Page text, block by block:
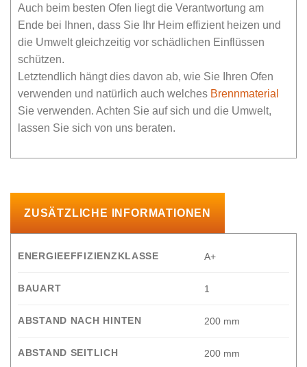
Auch beim besten Ofen liegt die Verantwortung am
Ende bei Ihnen, dass Sie Ihr Heim effizient heizen und
die Umwelt gleichzeitig vor schädlichen Einflüssen
schützen.
Letztendlich hängt dies davon ab, wie Sie Ihren Ofen
verwenden und natürlich auch welches Brennmaterial
Sie verwenden. Achten Sie auf sich und die Umwelt,
lassen Sie sich von uns beraten.
ZUSÄTZLICHE INFORMATIONEN
ENERGIEEFFIZIENZKLASSE A+
BAUART 1
ABSTAND NACH HINTEN 200 mm
ABSTAND SEITLICH 200 mm